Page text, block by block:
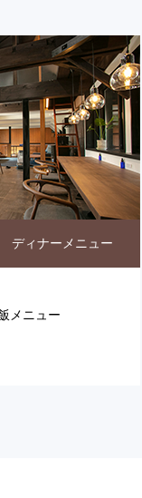
ディナーメニュー
メニュー